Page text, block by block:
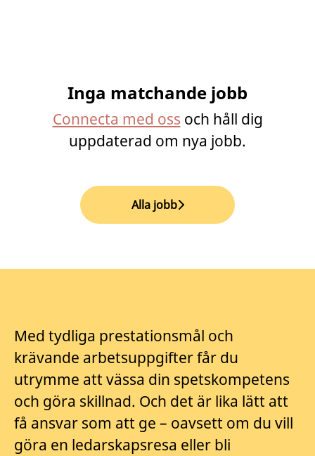
Inga matchande jobb
Connecta med oss och håll dig
uppdaterad om nya jobb.
Alla jobb
Med tydliga prestationsmål och
krävande arbetsuppgifter får du
utrymme att vässa din spetskompetens
och göra skillnad. Och det är lika lätt att
få ansvar som att ge – oavsett om du vill
göra en ledarskapsresa eller bli